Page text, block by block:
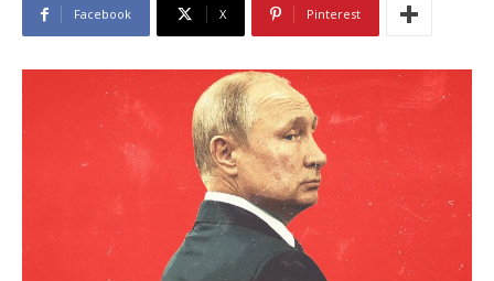
Facebook X Pinterest